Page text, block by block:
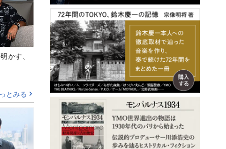
かす、
とみる